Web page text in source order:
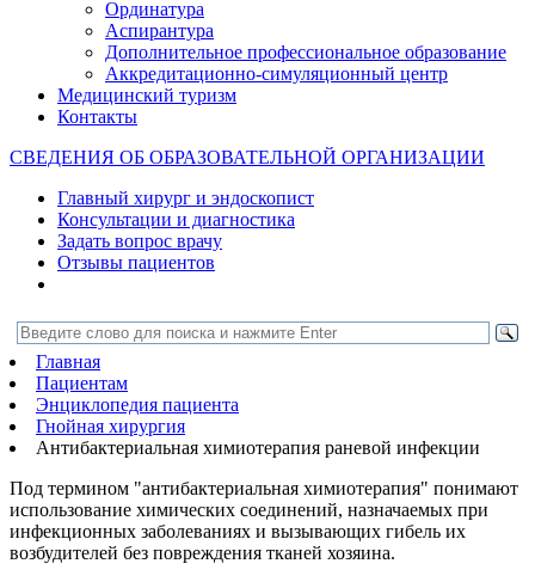
Ординатура
Аспирантура
Дополнительное профессиональное образование
Аккредитационно-симуляционный центр
Медицинский туризм
Контакты
СВЕДЕНИЯ ОБ ОБРАЗОВАТЕЛЬНОЙ ОРГАНИЗАЦИИ
Главный хирург и эндоскопист
Консультации и диагностика
Задать вопрос врачу
Отзывы пациентов
Главная
Пациентам
Энциклопедия пациента
Гнойная хирургия
Антибактериальная химиотерапия раневой инфекции
Под термином "антибактериальная химиотерапия" понимают
использование химических соединений, назначаемых при
инфекционных заболеваниях и вызывающих гибель их
возбудителей без повреждения тканей хозяина.